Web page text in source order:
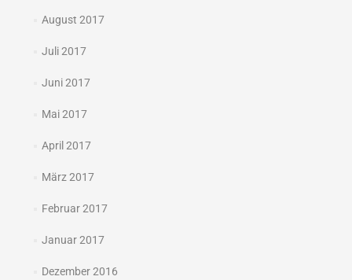
August 2017
Juli 2017
Juni 2017
Mai 2017
April 2017
März 2017
Februar 2017
Januar 2017
Dezember 2016